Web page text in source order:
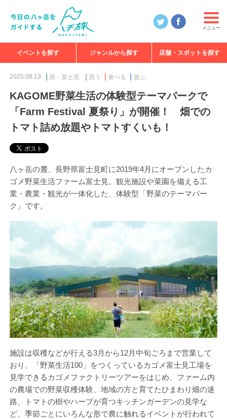
メニュー
イベントを探す ジャンルから探す 店舗・スポットを探す
2025.08.13 原・富士見 買う 食べる 遊ぶ
KAGOME野菜生活の体験型テーマパークで
「Farm Festival 夏祭り」が開催！ 畑での
トマト詰め放題やトマトすくいも！
八ヶ岳の麓、長野県富士見町に2019年4月にオープンしたカ
ゴメ野菜生活ファーム富士見。観光施設や菜園を備える工
業・農業・観光が一体化した、体験型「野菜のテーマパー
ク」です。
施設は収穫などが行える3月から12月中旬ごろまで営業して
おり、「野菜生活100」をつくっているカゴメ富士見工場を
見学できるカゴメファクトリーツアーをはじめ、ファーム内
の農場での野菜収穫体験、地域の方と育てたひまわり畑の迷
路、トマトの樹やハーブが育つキッチンガーデンの見学な
ど、季節ごとにいろんな形で農に触れるイベントが行われて